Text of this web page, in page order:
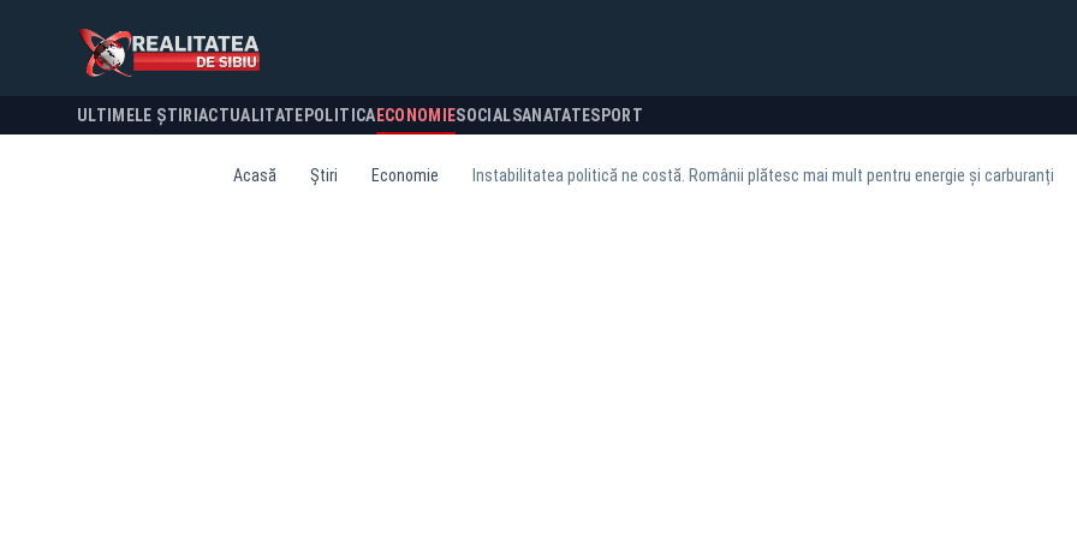
ULTIMELE ȘTIRI ACTUALITATE POLITICA ECONOMIESOCIALSANATATESPORT
Acasă Știri Economie Instabilitatea politică ne costă. Românii plătesc mai mult pentru energie și carburanți